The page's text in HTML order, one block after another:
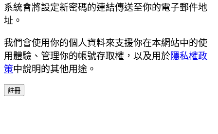
系統會將設定新密碼的連結傳送至你的電子郵件地
址。
我們會使用你的個人資料來支援你在本網站中的使
用體驗、管理你的帳號存取權，以及用於隱私權政
策中說明的其他用途。
註冊